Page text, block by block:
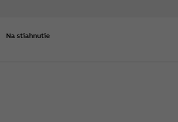
Na stiahnutie